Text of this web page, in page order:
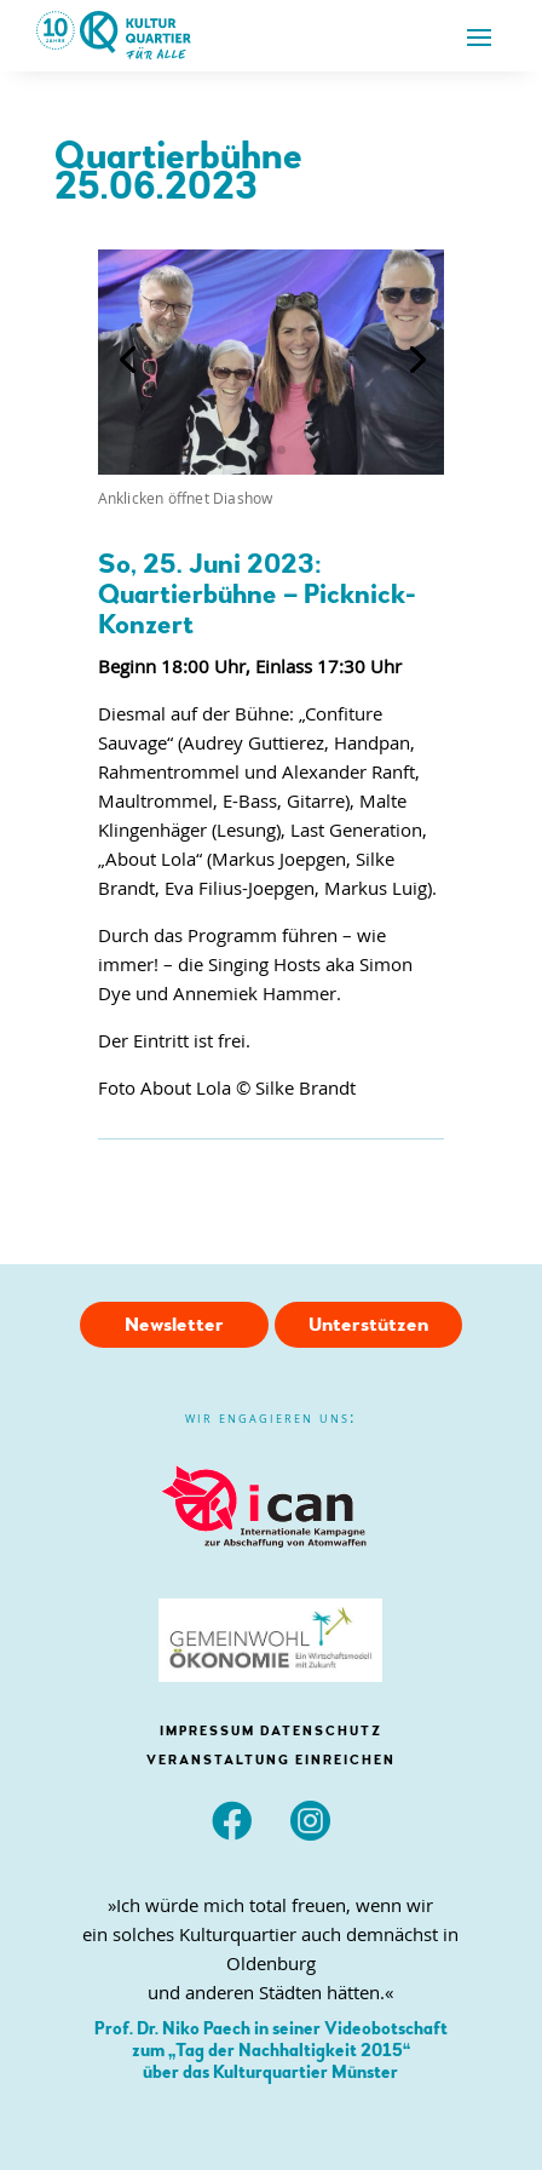
Quartierbühne
25.06.2023
Anklicken öffnet Diashow
So, 25. Juni 2023:
Quartierbühne – Picknick-
Konzert
Beginn 18:00 Uhr, Einlass 17:30 Uhr
Diesmal auf der Bühne: „Confiture
Sauvage“ (Audrey Guttierez, Handpan,
Rahmentrommel und Alexander Ranft,
Maultrommel, E-Bass, Gitarre), Malte
Klingenhäger (Lesung), Last Generation,
„About Lola“ (Markus Joepgen, Silke
Brandt, Eva Filius-Joepgen, Markus Luig).
Durch das Programm führen – wie
immer! – die Singing Hosts aka Simon
Dye und Annemiek Hammer.
Der Eintritt ist frei.
Foto About Lola © Silke Brandt
Newsletter Unterstützen
wir engagieren uns:
IMPRESSUM
DATENSCHUTZ
VERANSTALTUNG EINREICHEN
 
»Ich würde mich total freuen, wenn wir
ein solches Kulturquartier auch demnächst in
Oldenburg
und anderen Städten hätten.«
Prof. Dr. Niko Paech in seiner Videobotschaft
zum „Tag der Nachhaltigkeit 2015“
über das Kulturquartier Münster